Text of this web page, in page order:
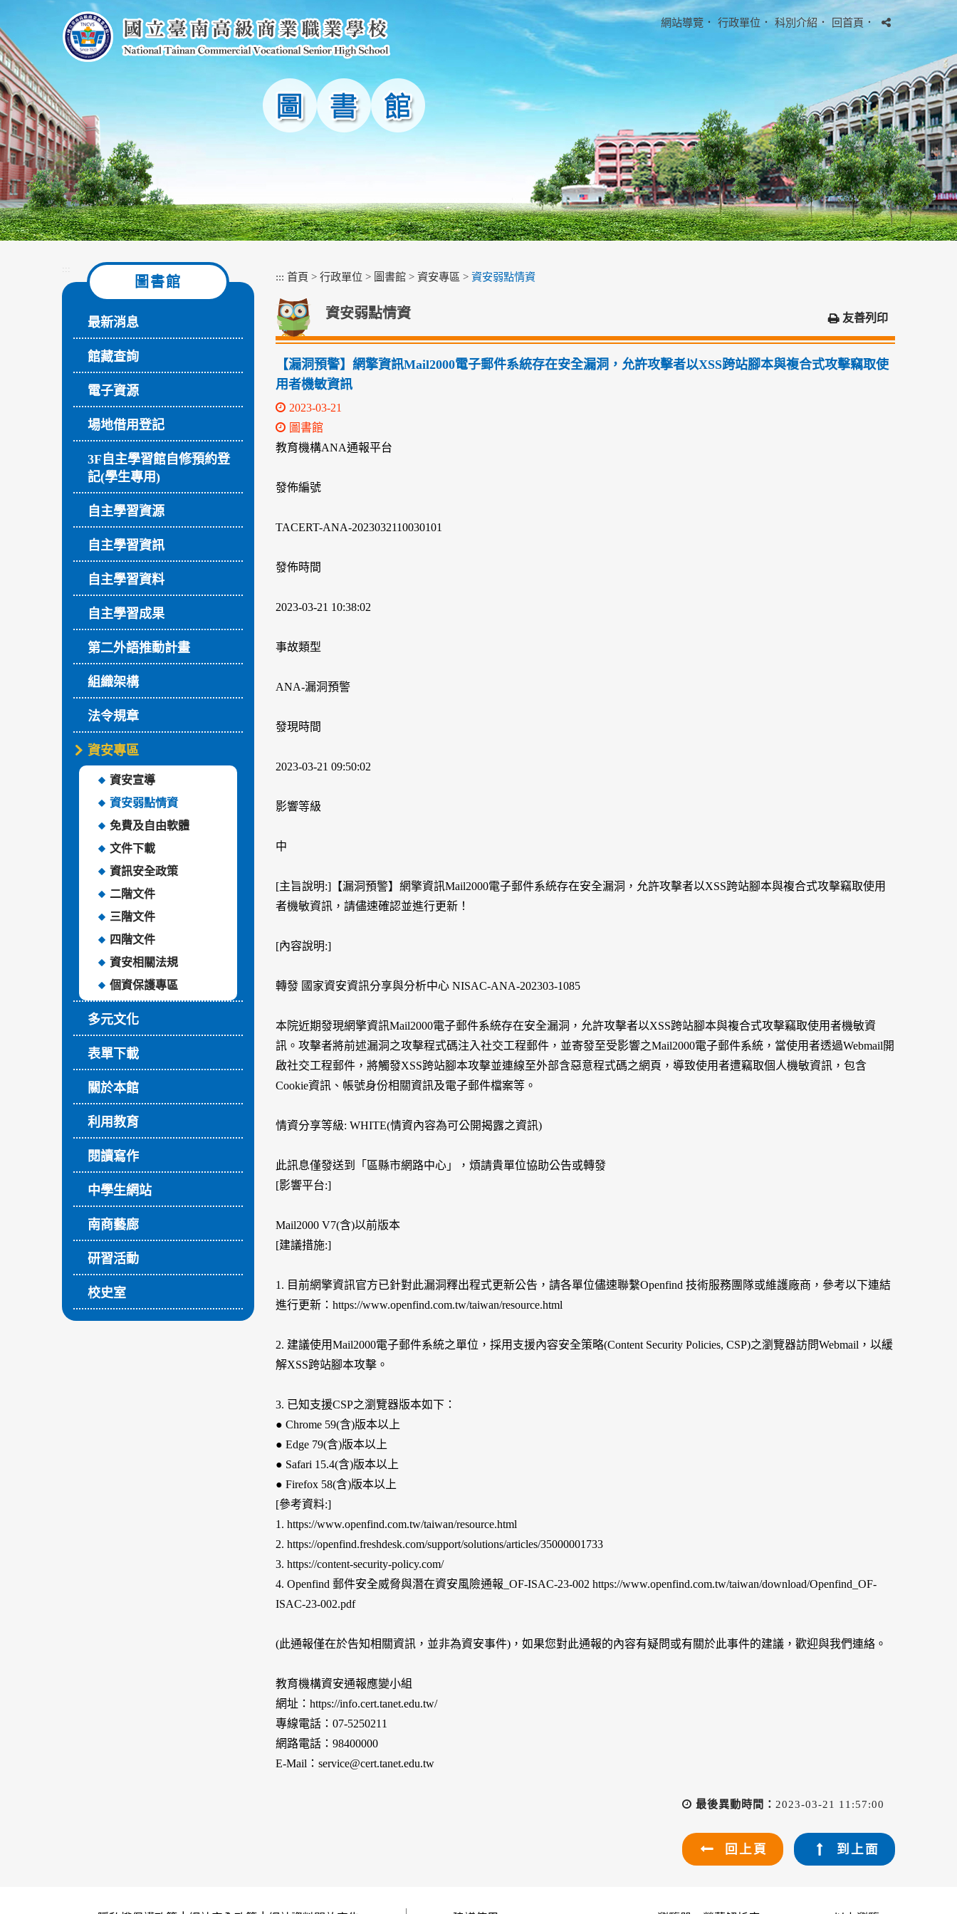
主
要
內
容
區
塊
網站導覽 ． 行政單位 ． 科別介紹． 回首頁．
:::
圖書館
最新消息
館藏查詢
電子資源
場地借用登記
3F自主學習館自修預約登
記(學生專用)
自主學習資源
自主學習資訊
自主學習資料
自主學習成果
第二外語推動計畫
組織架構
法令規章
資安專區
資安宣導
資安弱點情資
免費及自由軟體
文件下載
資訊安全政策
二階文件
三階文件
四階文件
資安相關法規
個資保護專區
多元文化
表單下載
關於本館
利用教育
閱讀寫作
中學生網站
南商藝廊
研習活動
校史室
::: 首頁 > 行政單位 > 圖書館 > 資安專區 > 資安弱點情資
資安弱點情資 友善列印
【漏洞預警】網擎資訊Mail2000電子郵件系統存在安全漏洞，允許攻擊者以XSS跨站腳本與複合式攻擊竊取使
用者機敏資訊
2023-03-21
圖書館
教育機構ANA通報平台
發佈編號
TACERT-ANA-2023032110030101
發佈時間
2023-03-21 10:38:02
事故類型
ANA-漏洞預警
發現時間
2023-03-21 09:50:02
影響等級
中
[主旨說明:]【漏洞預警】網擎資訊Mail2000電子郵件系統存在安全漏洞，允許攻擊者以XSS跨站腳本與複合式攻擊竊取使用
者機敏資訊，請儘速確認並進行更新！
[內容說明:]
轉發 國家資安資訊分享與分析中心 NISAC-ANA-202303-1085
本院近期發現網擎資訊Mail2000電子郵件系統存在安全漏洞，允許攻擊者以XSS跨站腳本與複合式攻擊竊取使用者機敏資
訊。攻擊者將前述漏洞之攻擊程式碼注入社交工程郵件，並寄發至受影響之Mail2000電子郵件系統，當使用者透過Webmail開
啟社交工程郵件，將觸發XSS跨站腳本攻擊並連線至外部含惡意程式碼之網頁，導致使用者遭竊取個人機敏資訊，包含
Cookie資訊、帳號身份相關資訊及電子郵件檔案等。
情資分享等級: WHITE(情資內容為可公開揭露之資訊)
此訊息僅發送到「區縣市網路中心」，煩請貴單位協助公告或轉發
[影響平台:]
Mail2000 V7(含)以前版本
[建議措施:]
1. 目前網擎資訊官方已針對此漏洞釋出程式更新公告，請各單位儘速聯繫Openfind 技術服務團隊或維護廠商，參考以下連結
進行更新：https://www.openfind.com.tw/taiwan/resource.html
2. 建議使用Mail2000電子郵件系統之單位，採用支援內容安全策略(Content Security Policies, CSP)之瀏覽器訪問Webmail，以緩
解XSS跨站腳本攻擊。
3. 已知支援CSP之瀏覽器版本如下：
● Chrome 59(含)版本以上
● Edge 79(含)版本以上
● Safari 15.4(含)版本以上
● Firefox 58(含)版本以上
[參考資料:]
1. https://www.openfind.com.tw/taiwan/resource.html
2. https://openfind.freshdesk.com/support/solutions/articles/35000001733
3. https://content-security-policy.com/
4. Openfind 郵件安全威脅與潛在資安風險通報_OF-ISAC-23-002 https://www.openfind.com.tw/taiwan/download/Openfind_OF-
ISAC-23-002.pdf
(此通報僅在於告知相關資訊，並非為資安事件)，如果您對此通報的內容有疑問或有關於此事件的建議，歡迎與我們連絡。
教育機構資安通報應變小組
網址：https://info.cert.tanet.edu.tw/
專線電話：07-5250211
網路電話：98400000
E-Mail：service@cert.tanet.edu.tw
最後異動時間： 2023-03-21 11:57:00
回上頁 到上面